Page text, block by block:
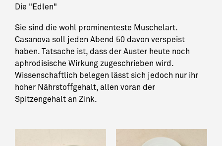
Die "Edlen"
Sie sind die wohl prominenteste Muschelart.
Casanova soll jeden Abend 50 davon verspeist
haben. Tatsache ist, dass der Auster heute noch
aphrodisische Wirkung zugeschrieben wird.
Wissenschaftlich belegen lässt sich jedoch nur ihr
hoher Nährstoffgehalt, allen voran der
Spitzengehalt an Zink.